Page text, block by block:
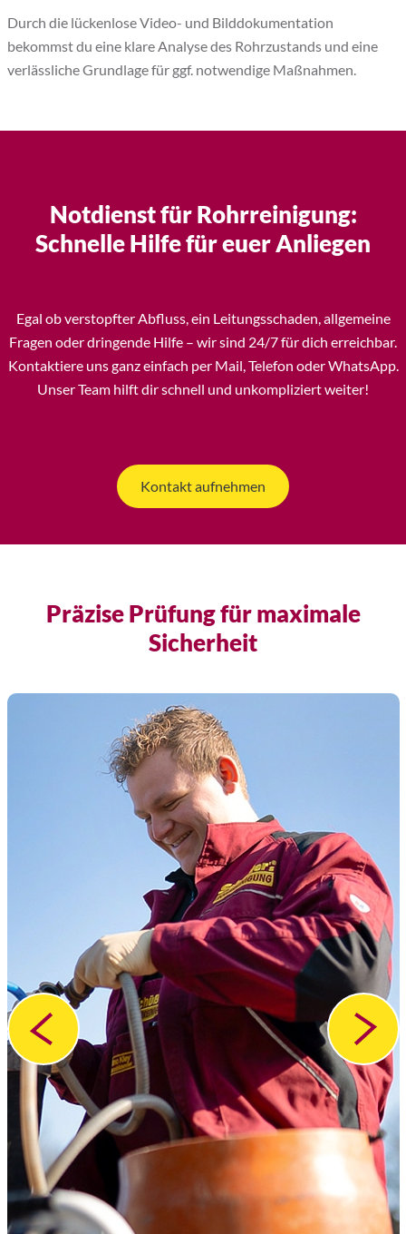
Durch die lückenlose Video- und Bilddokumentation
bekommst du eine klare Analyse des Rohrzustands und eine
verlässliche Grundlage für ggf. notwendige Maßnahmen.
Notdienst für Rohrreinigung:
Schnelle Hilfe für euer Anliegen
Egal ob verstopfter Abfluss, ein Leitungsschaden, allgemeine
Fragen oder dringende Hilfe – wir sind 24/7 für dich erreichbar.
Kontaktiere uns ganz einfach per Mail, Telefon oder WhatsApp.
Unser Team hilft dir schnell und unkompliziert weiter!
Kontakt aufnehmen
Präzise Prüfung für maximale
Sicherheit